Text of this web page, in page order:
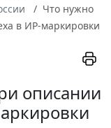
Что нужно
в ИР-маркировки
описании